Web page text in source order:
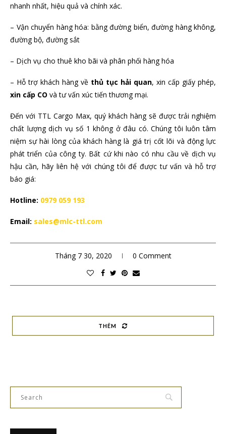
nhanh nhất, hiệu quả và chính xác.
– Vận chuyển hàng hóa: bằng đường biển, đường hàng không,
đường bộ, đường sắt
– Dịch vụ cho thuê kho bãi và phân phối hàng hóa
– Hỗ trợ khách hàng về thủ tục hải quan, xin cấp giấy phép,
xin cấp CO và tư vấn xúc tiến thương mại.
Đến với TTL Cargo Max, quý khách hàng sẽ được trải nghiệm
chất lượng dịch vụ số 1 không ở đâu có. Chúng tôi luôn tâm
niệm sự hài lòng của khách hàng là giá trị cốt lõi và động lực
phát triển của công ty. Bất cứ khi nào có nhu cầu về dịch vụ
hậu cần, hãy liên hệ với chúng tôi để được tư vấn và hỗ trợ
báo giá:
Hotline: 0979 059 193
Email: sales@mlc-ttl.com
Tháng 7 30, 2020 0 Comment
THÊM